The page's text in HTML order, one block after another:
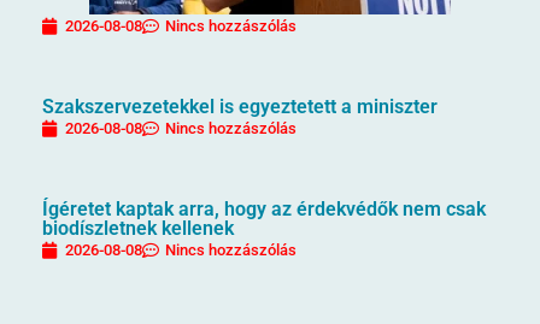
2026-08-08 Nincs hozzászólás
Szakszervezetekkel is egyeztetett a miniszter
2026-08-08 Nincs hozzászólás
Ígéretet kaptak arra, hogy az érdekvédők nem csak
biodíszletnek kellenek
2026-08-08 Nincs hozzászólás